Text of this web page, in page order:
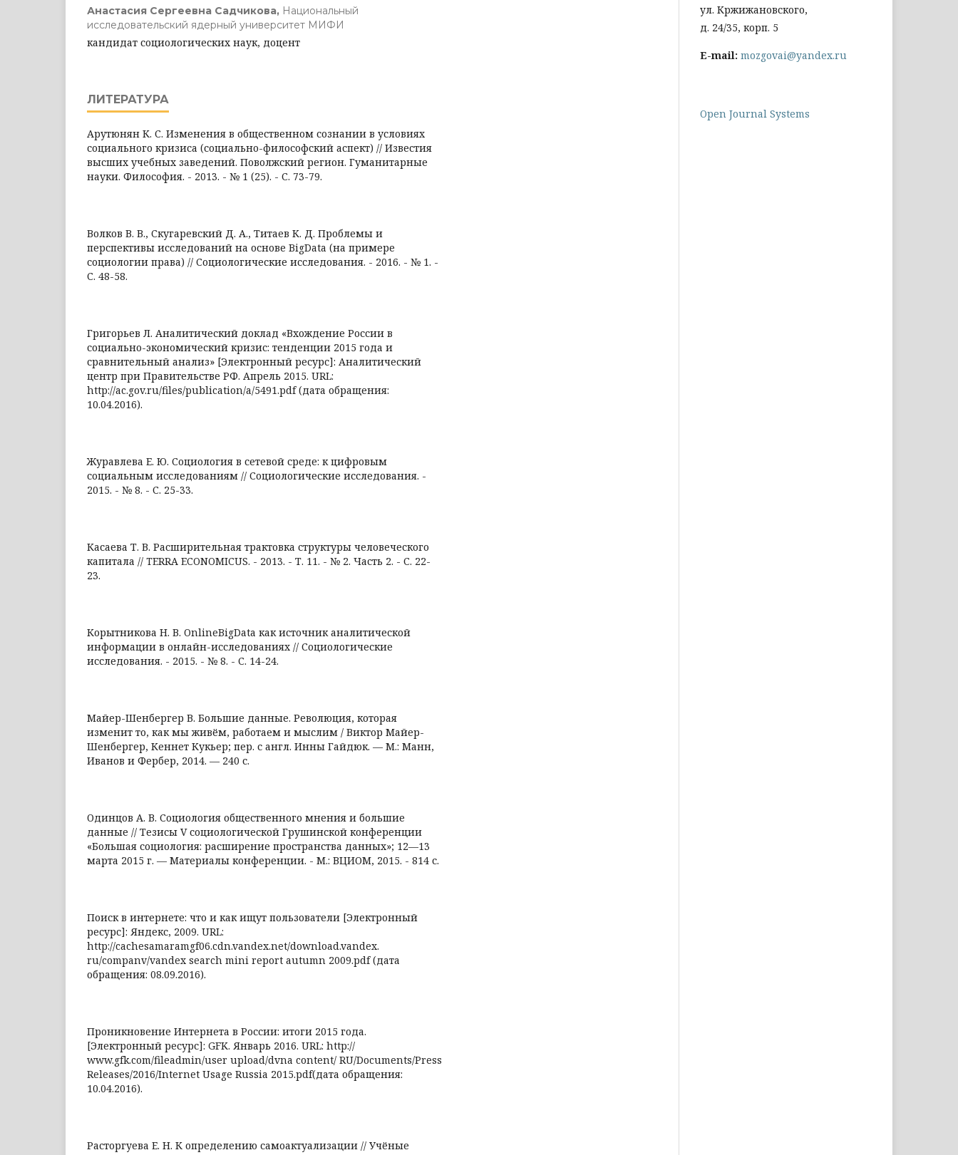
Анастасия Сергеевна Садчикова, Национальный
исследовательский ядерный университет МИФИ
кандидат социологических наук, доцент
ЛИТЕРАТУРА
Арутюнян К. С. Изменения в общественном сознании в условиях
социального кризиса (социально-философский аспект) // Известия
высших учебных заведений. Поволжский регион. Гуманитарные
науки. Философия. - 2013. - № 1 (25). - С. 73-79.
Волков В. В., Скугаревский Д. А., Титаев К. Д. Проблемы и
перспективы исследований на основе BigData (на примере
социологии права) // Социологические исследования. - 2016. - № 1. -
С. 48-58.
Григорьев Л. Аналитический доклад «Вхождение России в
социально-экономический кризис: тенденции 2015 года и
сравнительный анализ» [Электронный ресурс]: Аналитический
центр при Правительстве РФ. Апрель 2015. URL:
http://ac.gov.ru/files/publication/a/5491.pdf (дата обращения:
10.04.2016).
Журавлева Е. Ю. Социология в сетевой среде: к цифровым
социальным исследованиям // Социологические исследования. -
2015. - № 8. - С. 25-33.
Касаева Т. В. Расширительная трактовка структуры человеческого
капитала // TERRA ECONOMICUS. - 2013. - Т. 11. - № 2. Часть 2. - С. 22-
23.
Корытникова Н. В. OnlineBigData как источник аналитической
информации в онлайн-исследованиях // Социологические
исследования. - 2015. - № 8. - С. 14-24.
Майер-Шенбергер В. Большие данные. Революция, которая
изменит то, как мы живём, работаем и мыслим / Виктор Майер-
Шенбергер, Кеннет Кукьер; пер. с англ. Инны Гайдюк. — М.: Манн,
Иванов и Фербер, 2014. — 240 с.
Одинцов А. В. Социология общественного мнения и большие
данные // Тезисы V социологической Грушинской конференции
«Большая социология: расширение пространства данных»; 12—13
марта 2015 г. — Материалы конференции. - М.: ВЦИОМ, 2015. - 814 с.
Поиск в интернете: что и как ищут пользователи [Электронный
ресурс]: Яндекс, 2009. URL:
http://cachesamaramgf06.cdn.vandex.net/download.vandex.
ru/companv/vandex search mini report autumn 2009.pdf (дата
обращения: 08.09.2016).
Проникновение Интернета в России: итоги 2015 года.
[Электронный ресурс]: GFK. Январь 2016. URL: http://
www.gfk.com/fileadmin/user upload/dvna content/ RU/Documents/Press
Releases/2016/Internet Usage Russia 2015.pdf(дата обращения:
10.04.2016).
Расторгуева Е. Н. К определению самоактуализации // Учёные
ул. Кржижановского,
д. 24/35, корп. 5
E-mail: mozgovai@yandex.ru
Open Journal Systems